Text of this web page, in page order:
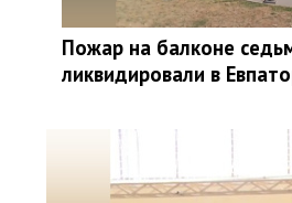
Пожар на балконе
ликвидировали в